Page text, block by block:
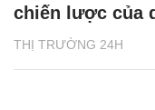
THỊ TRƯỜNG 24H
chiến lược của